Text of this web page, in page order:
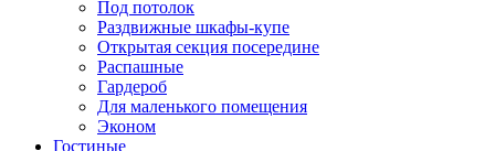
Под потолок
Раздвижные шкафы-купе
Открытая секция посередине
Распашные
Гардероб
Для маленького помещения
Эконом
Гостиные